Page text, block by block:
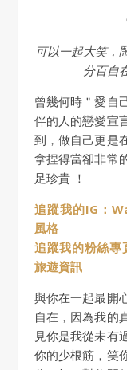
可以一起大笑，鬧鬧脾氣，可以一起幼稚一起散步，百
分百自
曾幾何時＂愛自
伴的人的戀愛宣
到，做自己更是
拿捏得當卻非常
足珍貴 ！
追蹤我的IG：
風格
追蹤我的粉絲
旅遊資訊
與你在一起最開
自在，因為我的
見你是我從未有
你的少根筋，笑